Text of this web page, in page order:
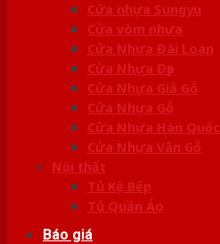
Cửa nhựa Sungyu
Cửa vòm nhựa
Cửa Nhựa Đài Loan
Cửa Nhựa Đẹp
Cửa Nhựa Giả Gỗ
Cửa Nhựa Gỗ
Cửa Nhựa Hàn Quốc
Cửa Nhựa Vân Gỗ
Nội thất
Tủ Kệ Bếp
Tủ Quần Áo
Báo giá